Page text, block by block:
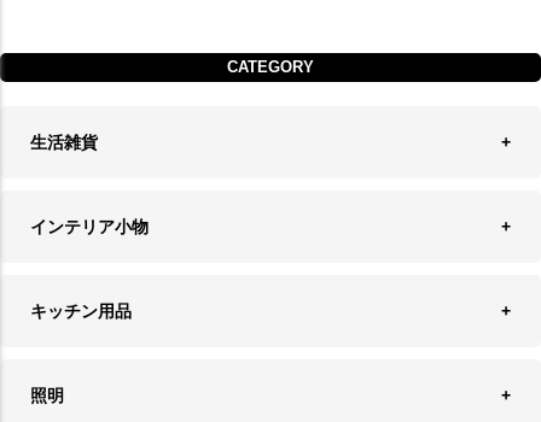
CATEGORY
生活雑貨
ごみ箱
インテリア小物
キッチン用品
照明